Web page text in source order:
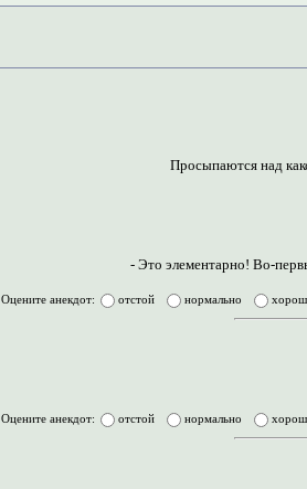
Просыпаются над
- Это элементарно! Во-
Оцените анекдот: отстой нормально
Оцените анекдот: отстой нормально